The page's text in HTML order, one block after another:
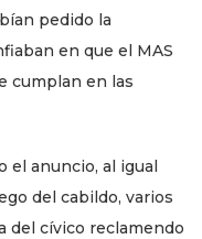
pedido la
en que el MAS
cumplan en las
el anuncio, al igual
del cabildo, varios
del cívico reclamendo